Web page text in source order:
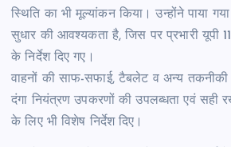
स्थिति का भी मूल्यांकन किया। उन्होंने पाया
सुधार की आवश्यकता है, जिस पर प्रभारी यूपी
के निर्देश दिए गए।
वाहनों की साफ-सफाई, टैबलेट व अन्य
दंगा नियंत्रण उपकरणों की उपलब्धता एवं सही
के लिए भी विशेष निर्देश दिए।